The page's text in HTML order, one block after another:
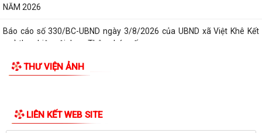
CÁC QUYẾT ĐỊNH MIỄN NHIỆM, BỔ NHIỆM CÁN BỘ...
Thông báo số: 2549/TB-UBND ngày 03/8/2026 của UBND xã Việt Khê
về việc lập mới bổ sung văn bản ủy...
XÃ VIỆT KHÊ TỔ CHỨC LỄ CHÀO CỜ VÀ SINH HOẠT DƯỚI CỜ THÁNG 8
NĂM 2026
quả thực hiện nội dung Thông báo số...